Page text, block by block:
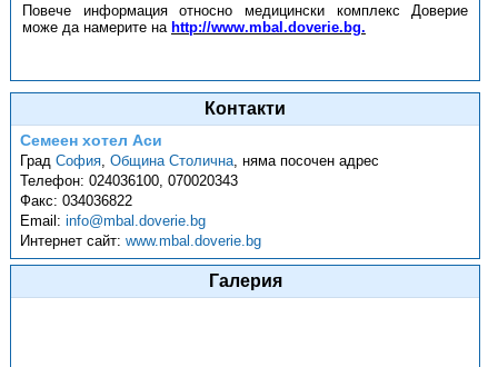
Повече информация относно медицински комплекс Доверие
може да намерите на http://www.mbal.doverie.bg.
Контакти
Семеен хотел Аси
ГрадСофия ,Община Столична ,няма посочен адрес
Телефон:024036100, 070020343
Факс:034036822
Email:info@mbal.doverie.bg
Интернет сайт:www.mbal.doverie.bg
Галерия